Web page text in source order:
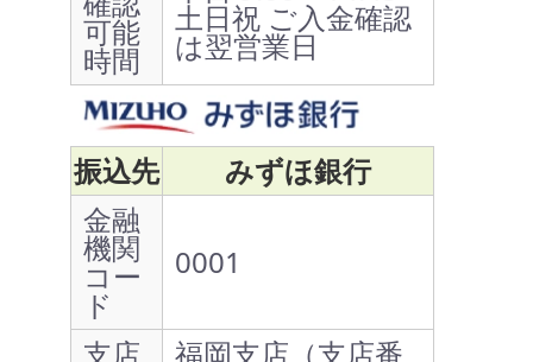
可能
時間
土日祝 ご入金確認
は翌営業日
振込先
みずほ銀行
金融
機関
コー
ド
0001
支店 福岡支店（支店番